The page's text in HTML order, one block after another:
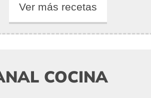
Ver más recetas
COCINA